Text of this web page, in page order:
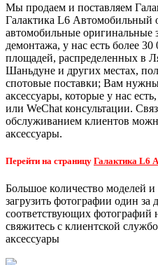
Мы продаем и поставляем
Галактика L6 Автомобильный
автомобильные оригинальные
демонтажа, у нас есть более
площадей, распределенных в
Шаньдуне и других местах,
спотовые поставки; Вам
аксессуары, которые у нас
или WeChat консультации.
обслуживанием клиентов
аксессуары.
Перейти на страницу Галактика L6
Большое количество моделей и
загрузить фотографии один за
соответствующих фотографий
свяжитесь с клиентской
аксессуары